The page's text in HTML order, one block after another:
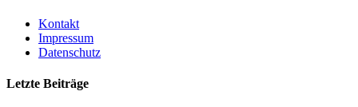
Kontakt
Impressum
Datenschutz
Letzte Beiträge